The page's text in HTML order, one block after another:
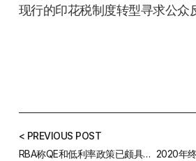
现行的印花税制度转型寻求公众
< PREVIOUS POST
RBA称QE和低利率政策已颇具成效